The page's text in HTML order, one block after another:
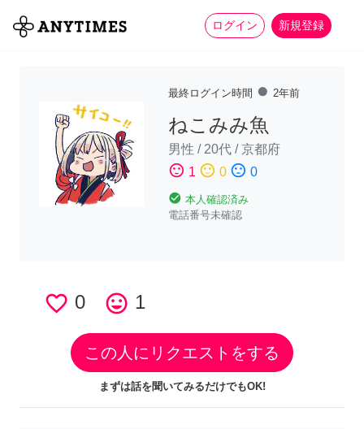
ログイン 新規登録
全て 家事 more_horiz
最終ログイン時間 fiber_manual_record 2年前
ねこみみ魚
男性 / 20代 /京都府
sentiment_satisfied 1 sentiment_neutral 0 sentiment_dissatisfied 0
check_circle 本人確認済み
電話番号未確認
favorite_border 0 tag_faces 1
この人にリクエストをする
まずは話を聞いてみるだけでもOK!